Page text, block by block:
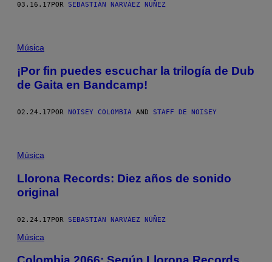
03.16.17 POR SEBASTIÁN NARVÁEZ NÚÑEZ
Música
¡Por fin puedes escuchar la trilogía de Dub
de Gaita en Bandcamp!
02.24.17POR NOISEY COLOMBIA AND STAFF DE NOISEY
Música
Llorona Records: Diez años de sonido
original
02.24.17POR SEBASTIÁN NARVÁEZ NÚÑEZ
Música